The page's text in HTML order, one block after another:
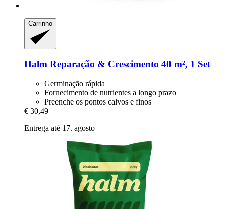
Carrinho
Halm Reparação & Crescimento 40 m², 1 Set
Germinação rápida
Fornecimento de nutrientes a longo prazo
Preenche os pontos calvos e finos
€ 30,49
Entrega até 17. agosto